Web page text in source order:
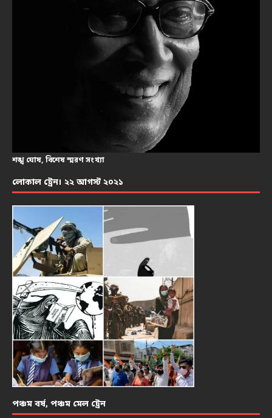
শঙ্খ ঘোষ, বিশেষ স্মরণ সংখ্যা
লোকাল ট্রেন। ২২ আগস্ট ২০২১
পঞ্চম বর্ষ, পঞ্চম মেল ট্রেন